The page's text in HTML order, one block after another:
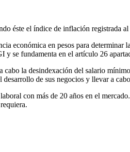
éste el índice de inflación registrada
económica en pesos para
se fundamenta en el artículo 26
la desindexación del salario
de sus negocios y llevar a
con más de 20 años en el